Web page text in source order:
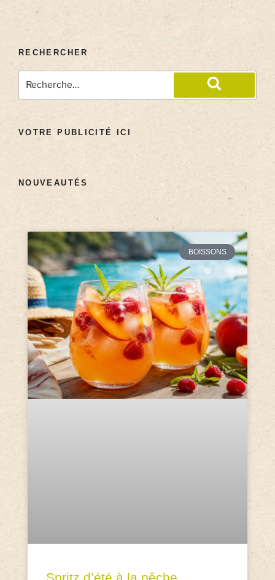
RECHERCHER
VOTRE PUBLICITÉ ICI
NOUVEAUTÉS
BOISSONS
Spritz d’été à la pêche,